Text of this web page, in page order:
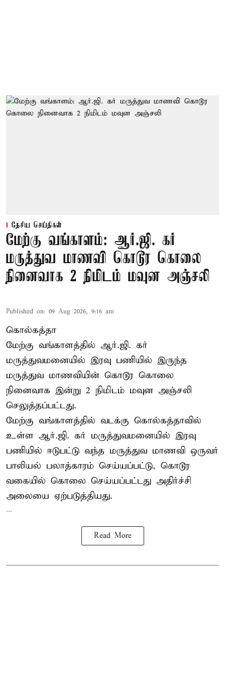
தேசிய செய்திகள்
மேற்கு வங்காளம்: ஆர்.ஜி. கர்
மருத்துவ மாணவி கொடூர கொலை
நினைவாக 2 நிமிடம் மவுன அஞ்சலி
Published on: 09 Aug 2026, 9:16 am
கொல்கத்தா
மேற்கு வங்காளத்தில் ஆர்.ஜி. கர்
மருத்துவமனையில் இரவு பணியில் இருந்த
மருத்துவ மாணவியின் கொடூர கொலை
நினைவாக இன்று 2 நிமிடம் மவுன அஞ்சலி
செலுத்தப்பட்டது.
மேற்கு வங்காளத்தில் வடக்கு கொல்கத்தாவில்
உள்ள ஆர்.ஜி. கர் மருத்துவமனையில் இரவு
பணியில் ஈடுபட்டு வந்த மருத்துவ மாணவி ஒருவர்
பாலியல் பலாத்காரம் செய்யப்பட்டு, கொடூர
வகையில் கொலை செய்யப்பட்டது அதிர்ச்சி
அலையை ஏற்படுத்தியது.
...
Read More